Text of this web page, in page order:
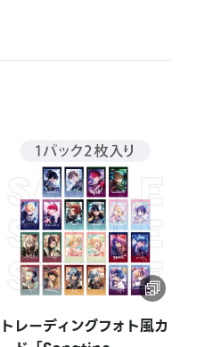
トレーディングフォト風カ